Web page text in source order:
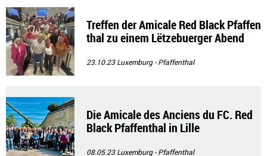
Treffen der Amicale Red Black Pfaffen
thal zu einem Lëtzebuerger Abend
23.10.23Luxemburg - Pfaffenthal
Die Amicale des Anciens du FC. Red
Black Pfaffenthal in Lille
08.05.23Luxemburg - Pfaffenthal